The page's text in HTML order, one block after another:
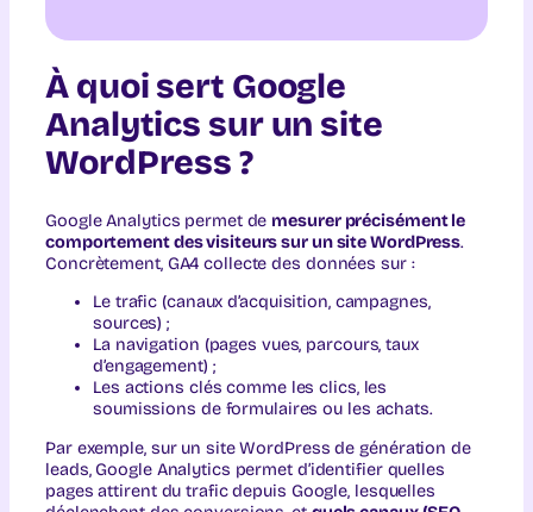
À quoi sert Google
Analytics sur un site
WordPress ?
Google Analytics permet de mesurer précisément le
comportement des visiteurs sur un site WordPress.
Concrètement, GA4 collecte des données sur :
Le trafic (canaux d’acquisition, campagnes,
sources) ;
La navigation (pages vues, parcours, taux
d’engagement) ;
Les actions clés comme les clics, les
soumissions de formulaires ou les achats.
Par exemple, sur un site WordPress de génération de
leads, Google Analytics permet d’identifier quelles
pages attirent du trafic depuis Google, lesquelles